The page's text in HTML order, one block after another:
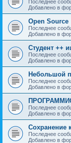
Последнее
Добавлено в
Open Source
Последнее
Добавлено в
Студент ++
Последнее
Добавлено в
Небольшой
Последнее
Добавлено в
Последнее
Добавлено в
Сохранение
Последнее
Добавлено в